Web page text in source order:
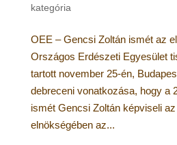
kategória
OEE – Gencsi Zoltán ismét az
Országos Erdészeti Egyesület
tartott november 25-én,
debreceni vonatkozása, hogy a
ismét Gencsi Zoltán képviseli
elnökségében az...